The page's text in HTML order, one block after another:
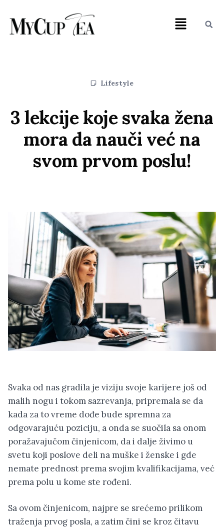
Lifestyle
3 lekcije koje svaka žena
mora da nauči već na
svom prvom poslu!
Svaka od nas gradila je viziju svoje karijere još od
malih nogu i tokom sazrevanja, pripremala se da
kada za to vreme dođe bude spremna za
odgovarajuću poziciju, a onda se suočila sa onom
poražavajučom činjenicom, da i dalje živimo u
svetu koji poslove deli na muške i ženske i gde
nemate prednost prema svojim kvalifikacijama, već
prema polu u kome ste rođeni.
Sa ovom činjenicom, najpre se srećemo prilikom
traženja prvog posla, a zatim čini se kroz čitavu